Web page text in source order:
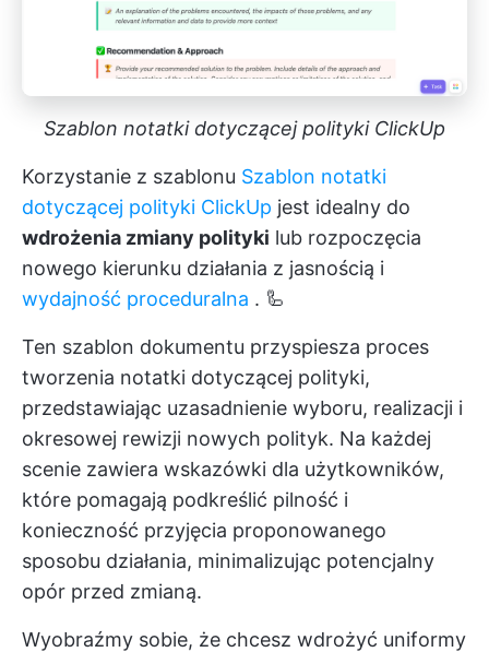
Szablon notatki dotyczącej polityki ClickUp
Korzystanie z szablonu Szablon notatki
dotyczącej polityki ClickUp jest idealny do
wdrożenia zmiany polityki lub rozpoczęcia
nowego kierunku działania z jasnością i
wydajność proceduralna . 🦾
Ten szablon dokumentu przyspiesza proces
tworzenia notatki dotyczącej polityki,
przedstawiając uzasadnienie wyboru, realizacji i
okresowej rewizji nowych polityk. Na każdej
scenie zawiera wskazówki dla użytkowników,
które pomagają podkreślić pilność i
konieczność przyjęcia proponowanego
sposobu działania, minimalizując potencjalny
opór przed zmianą.
Wyobraźmy sobie, że chcesz wdrożyć uniformy